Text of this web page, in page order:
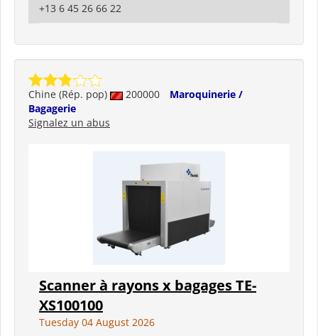
+13 6 45 26 66 22
Chine (Rép. pop) 200000
Maroquinerie /
Bagagerie
Signalez un abus
Scanner à rayons x bagages TE-
XS100100
Tuesday 04 August 2026